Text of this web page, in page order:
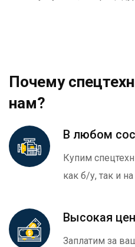
Почему
нам?
В любом
Купим
как б/у, так и на
Высокая
Заплатим за